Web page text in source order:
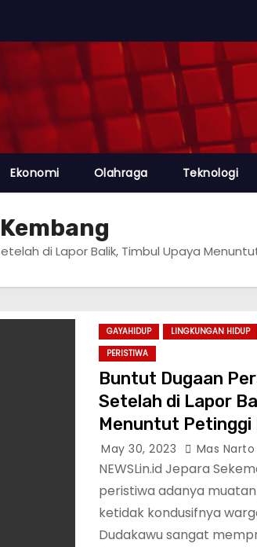
Ekonomi Olahraga Teknologi
di Lapor Balik, Timbul Upaya
GAYAHIDUP LINGKUNGAN HIDUP
PERISTIWA
Buntut Dugaan
Setelah di Lapor
Menuntut Petinggi
Dari Jabatanya
May 30, 2023 Mas Narto
NEWSLin.id Jepara
peristiwa adanya
ketidak kondusifnya
Dudakawu sangat